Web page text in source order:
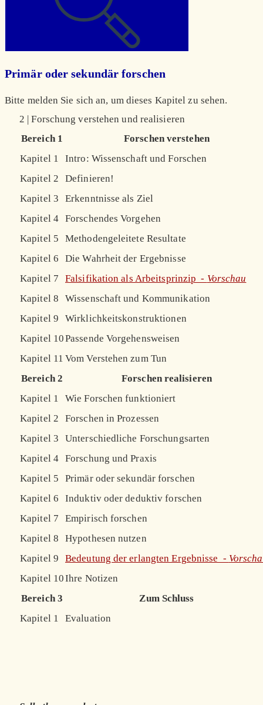
Primär oder sekundär forschen
Bitte melden Sie sich an, um dieses Kapitel zu sehen.
2 | Forschung verstehen und realisieren
Bereich 1
Forschen verstehen
Kapitel 1
Intro: Wissenschaft und Forschen
Kapitel 2
Definieren!
Kapitel 3
Erkenntnisse als Ziel
Kapitel 4 Forschendes Vorgehen
Kapitel 5
Methodengeleitete Resultate
Kapitel 6
Die Wahrheit der Ergebnisse
Kapitel 7
Falsifikation als Arbeitsprinzip - Vorschau
Kapitel 8
Wissenschaft und Kommunikation
Kapitel 9
Wirklichkeitskonstruktionen
Kapitel 10Passende Vorgehensweisen
Kapitel 11 Vom Verstehen zum Tun
Bereich 2
Forschen realisieren
Kapitel 1
Wie Forschen funktioniert
Kapitel 2
Forschen in Prozessen
Kapitel 3
Unterschiedliche Forschungsarten
Kapitel 4 Forschung und Praxis
Kapitel 5
Primär oder sekundär forschen
Kapitel 6
Induktiv oder deduktiv forschen
Kapitel 7
Empirisch forschen
Kapitel 8
Hypothesen nutzen
Kapitel 9
Bedeutung der erlangten Ergebnisse -
Kapitel 10Ihre Notizen
Bereich 3
Zum Schluss
Kapitel 1
Evaluation